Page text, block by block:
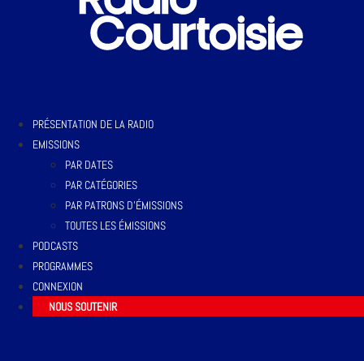
PRÉSENTATION DE LA RADIO
EMISSIONS
PAR DATES
PAR CATÉGORIES
PAR PATRONS D’ÉMISSIONS
TOUTES LES ÉMISSIONS
PODCASTS
PROGRAMMES
CONNEXION
NOUS SOUTENIR